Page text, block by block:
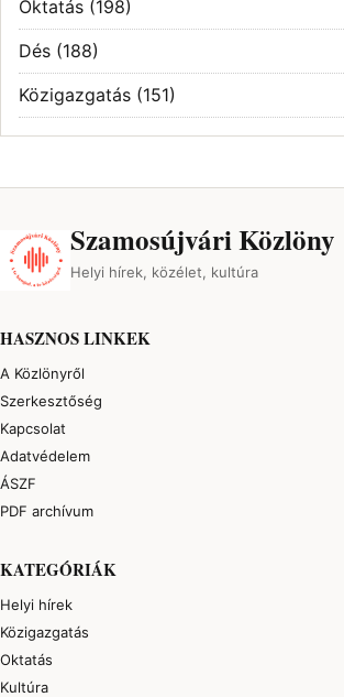
Oktatás (198)
Dés (188)
Közigazgatás (151)
Szamosújvári Közlöny
Helyi hírek, közélet, kultúra
HASZNOS LINKEK
A Közlönyről
Szerkesztőség
Kapcsolat
Adatvédelem
ÁSZF
PDF archívum
KATEGÓRIÁK
Helyi hírek
Közigazgatás
Oktatás
Kultúra